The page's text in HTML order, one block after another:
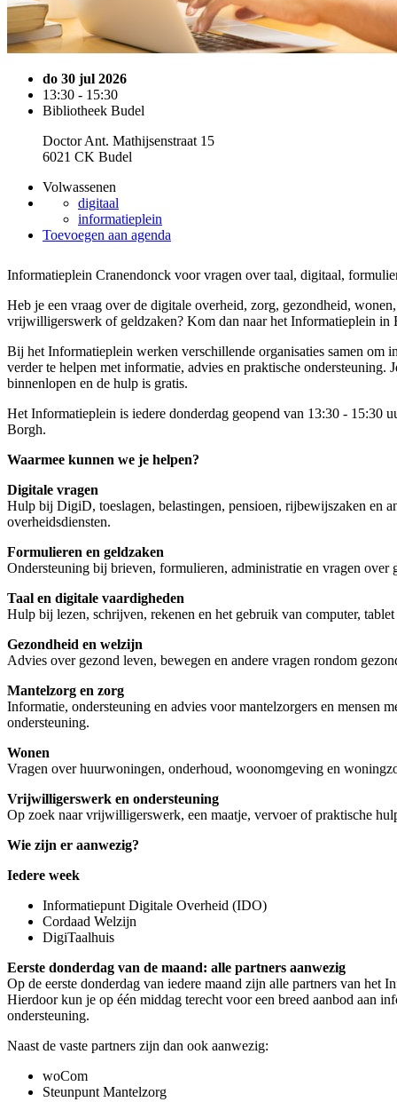
do 30 jul 2026
13:30 - 15:30
Bibliotheek Budel
Doctor Ant. Mathijsenstraat 15
6021 CK Budel
Volwassenen
digitaal
informatieplein
Toevoegen aan agenda
Informatieplein Cranendonck voor vragen over taal, digitaal,
Heb je een vraag over de digitale overheid, zorg, gezondheid,
vrijwilligerswerk of geldzaken? Kom dan naar het Informatieplein in
Bij het Informatieplein werken verschillende organisaties samen om
verder te helpen met informatie, advies en praktische ondersteuning.
binnenlopen en de hulp is gratis.
Het Informatieplein is iedere donderdag geopend van 13:30 - 15:30
Borgh.
Waarmee kunnen we je helpen?
Digitale vragen
Hulp bij DigiD, toeslagen, belastingen, pensioen, rijbewijszaken en
overheidsdiensten.
Formulieren en geldzaken
Ondersteuning bij brieven, formulieren, administratie en vragen over
Taal en digitale vaardigheden
Hulp bij lezen, schrijven, rekenen en het gebruik van computer,
Gezondheid en welzijn
Advies over gezond leven, bewegen en andere vragen rondom
Mantelzorg en zorg
Informatie, ondersteuning en advies voor mantelzorgers en mensen
ondersteuning.
Wonen
Vragen over huurwoningen, onderhoud, woonomgeving en
Vrijwilligerswerk en ondersteuning
Op zoek naar vrijwilligerswerk, een maatje, vervoer of praktische
Wie zijn er aanwezig?
Iedere week
Informatiepunt Digitale Overheid (IDO)
Cordaad Welzijn
DigiTaalhuis
Eerste donderdag van de maand: alle partners aanwezig
Op de eerste donderdag van iedere maand zijn alle partners van het
Hierdoor kun je op één middag terecht voor een breed aanbod aan
ondersteuning.
Naast de vaste partners zijn dan ook aanwezig:
woCom
Steunpunt Mantelzorg